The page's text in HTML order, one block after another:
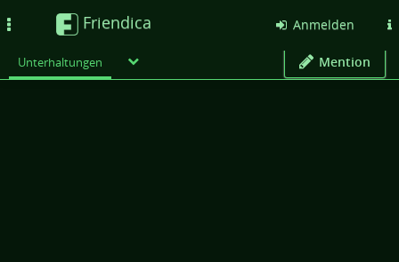
Friendica Anmelden
Unterhaltungen Mention